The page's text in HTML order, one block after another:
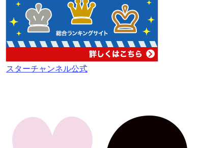
スターチャンネル公式